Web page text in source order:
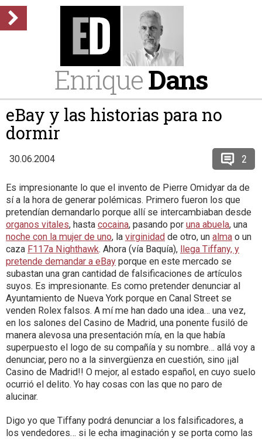
EnriqueDans
eBay y las historias para no
dormir
30.06.2004 2
Es impresionante lo que el invento de Pierre Omidyar da de
sí a la hora de generar polémicas. Primero fueron los que
pretendían demandarlo porque allí se intercambiaban desde
organos vitales, hasta cocaina, pasando por una abuela, una
noche con la mujer de uno, la virginidad de otro, un alma o un
caza F117a Nighthawk. Ahora (vía Baquía), llega Tiffany, y
pretende demandar a eBay porque en este mercado se
subastan una gran cantidad de falsificaciones de artículos
suyos. Es impresionante. Es como pretender denunciar al
Ayuntamiento de Nueva York porque en Canal Street se
venden Rolex falsos. A mí me han dado una idea… una vez,
en los salones del Casino de Madrid, una ponente fusiló de
manera alevosa una presentación mía, en la que había
superpuesto el logo de su compañía y su nombre… allá voy a
denunciar, pero no a la sinvergüenza en cuestión, sino ¡¡al
Casino de Madrid!! O mejor, al estado español, en cuyo suelo
ocurrió el delito. Yo hay cosas con las que no paro de
alucinar.
Digo yo que Tiffany podrá denunciar a los falsificadores, a
los vendedores… si le echa imaginación y se porta como las